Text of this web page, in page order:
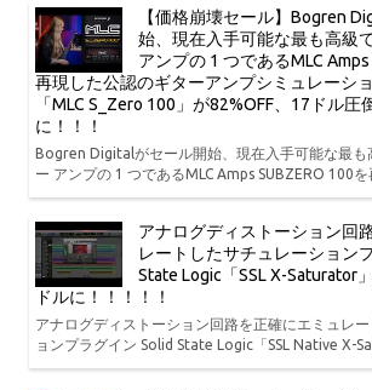
【価格崩壊セール】Bogren
始、現在入手可能な最も高級
アンプの 1 つであるMLC
再現した公認のギターアンプシミュレーシ
「MLC S_Zero 100」が82%OFF、17ドル圧
に！！！
Bogren Digitalがセール開始、現在入手可能な最も
ー アンプの 1 つであるMLC Amps SUBZERO 100
アナログディストーション回
レートしたサチュレーション
State Logic「SSL X-Saturator
ドルに！！！！！
アナログディストーション回路を正確にエミュレ
ョンプラグイン Solid State Logic「SSL Native X-